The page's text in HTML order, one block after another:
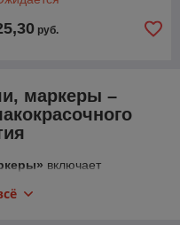
руб.
маркеры –
включает
покрытия.